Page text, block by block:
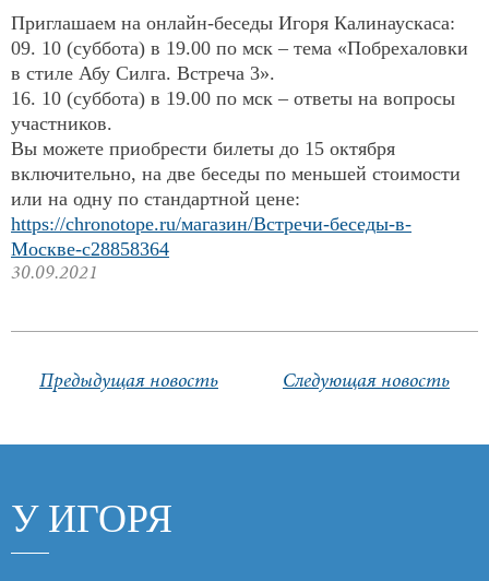
Продукты
Ссылки
Контакты
Приглашаем на онлайн-беседы Игоря Калинаускаса:
09. 10 (суббота) в 19.00 по мск – тема «Побрехаловки
в стиле Абу Силга. Встреча 3».
16. 10 (суббота) в 19.00 по мск – ответы на вопросы
участников.
Вы можете приобрести билеты до 15 октября
включительно, на две беседы по меньшей стоимости
или на одну по стандартной цене:
https://chronotope.ru/магазин/Встречи-беседы-в-
Москве-c28858364
30.09.2021
Предыдущая новость Следующая новость
У ИГОРЯ